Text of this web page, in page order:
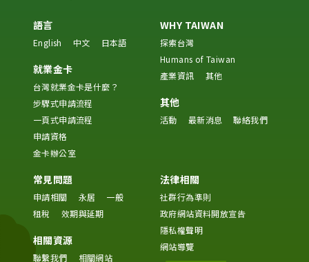
語言
English 中文 日本語
就業金卡
台灣就業金卡是什麼？
步驟式申請流程
一頁式申請流程
申請資格
金卡辦公室
WHY TAIWAN
探索台灣
Humans of Taiwan
產業資訊
其他
其他
活動 最新消息 聯絡我們
常見問題
申請相關 永居
一般
租稅
效期與延期
相關資源
聯繫我們 相關網站
法律相關
社群行為準則
政府網站資料開放宣告
隱私權聲明
網站導覽